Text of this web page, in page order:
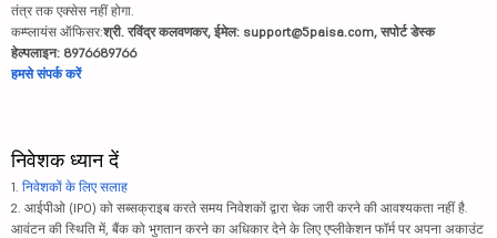
तंत्र तक एक्सेस नहीं होगा.
कम्प्लायंस ऑफिसर:श्री. रविंद्र कलवणकर, ईमेल: support@5paisa.com, सपोर्ट डेस्क
हेल्पलाइन: 8976689766
हमसे संपर्क करें
निवेशक ध्यान दें
1. निवेशकों के लिए सलाह
2. आईपीओ (IPO) को सब्सक्राइब करते समय निवेशकों द्वारा चेक जारी करने की आवश्यकता नहीं है.
आवंटन की स्थिति में, बैंक को भुगतान करने का अधिकार देने के लिए एप्लीकेशन फॉर्म पर अपना अकाउंट